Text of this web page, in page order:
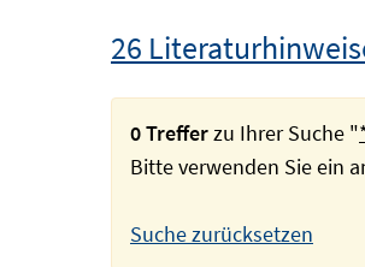
26
0 Trefferzu Ihrer Suche "
Bitte verwenden Sie ein
Suche zurücksetzen